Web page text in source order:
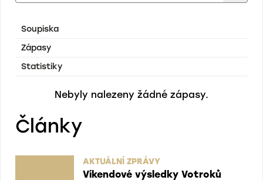
Soupiska
Zápasy
Statistiky
Nebyly nalezeny žádné zápasy.
Články
AKTUÁLNÍ ZPRÁVY
Víkendové výsledky Votroků